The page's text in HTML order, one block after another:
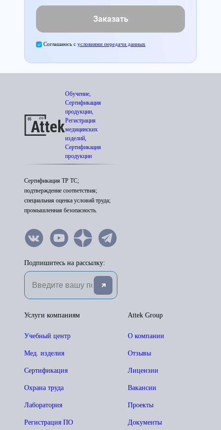
Заказать
Соглашаюсь с условиями передачи данных
Обучение,
Сертификация
продукции,
Регистрация
медицинских
изделий,
Сертификация
продукции
Сертификация ТР ТС;
подтверждение соответствия;
специальная оценка условий труда;
промышленная безопасность.
Подпишитесь на рассылку:
Attek Group
О компании
Отзывы
Лицензии
Вакансии
Проекты
Документы
Услуги компаниям
Учебный центр
Мед. изделия
Сертификация
Охрана труда
Лаборатория
Регистрация ПО